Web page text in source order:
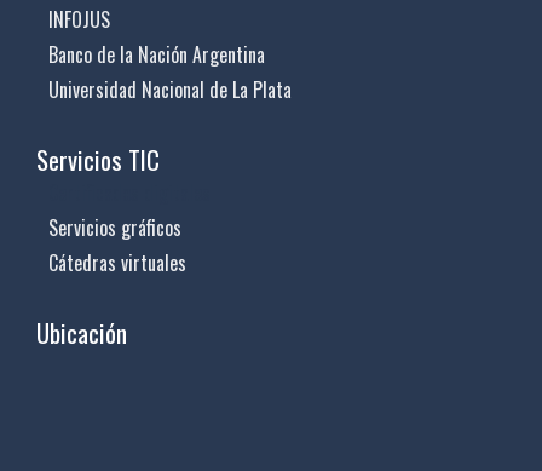
INFOJUS
Banco de la Nación Argentina
Universidad Nacional de La Plata
Servicios TIC
Servicios gráficos
Cátedras virtuales
Ubicación